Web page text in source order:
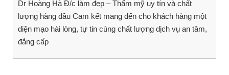
Dr Hoàng Hà Đ/c làm đẹp – Thẩm mỹ uy tín và chất
lượng hàng đầu Cam kết mang đến cho khách hàng một
diện mạo hài lòng, tự tin cùng chất lượng dịch vụ an tâm,
đẳng cấp